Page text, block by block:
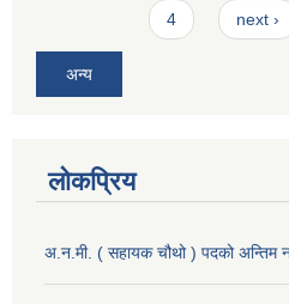
4 next ›
अन्य
लोकप्रिय
अ.न.मी. ( सहायक चौथो ) पदको अन्तिम